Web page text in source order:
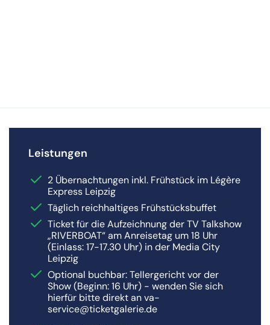
Leistungen
2 Übernachtungen inkl. Frühstück im Légère
Express Leipzig
Täglich reichhaltiges Frühstücksbuffet
Ticket für die Aufzeichnung der TV Talkshow
„RIVERBOAT“ am Anreisetag um 18 Uhr
(Einlass: 17-17.30 Uhr) in der Media City
Leipzig
Optional buchbar: Tellergericht vor der
Show (Beginn: 16 Uhr) - wenden Sie sich
hierfür bitte direkt an va-
service@ticketgalerie.de